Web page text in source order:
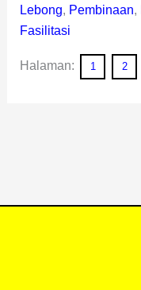
Lebong, Pembinaan,
Fasilitasi
Halaman: 1 2